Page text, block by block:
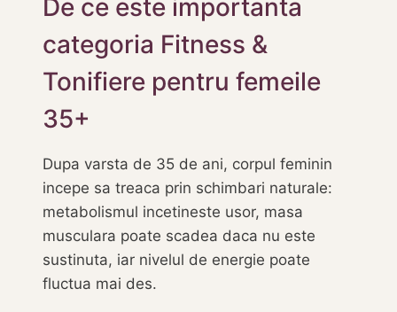
De ce este importanta
categoria Fitness &
Tonifiere pentru femeile
35+
Dupa varsta de 35 de ani, corpul feminin
incepe sa treaca prin schimbari naturale:
metabolismul incetineste usor, masa
musculara poate scadea daca nu este
sustinuta, iar nivelul de energie poate
fluctua mai des.